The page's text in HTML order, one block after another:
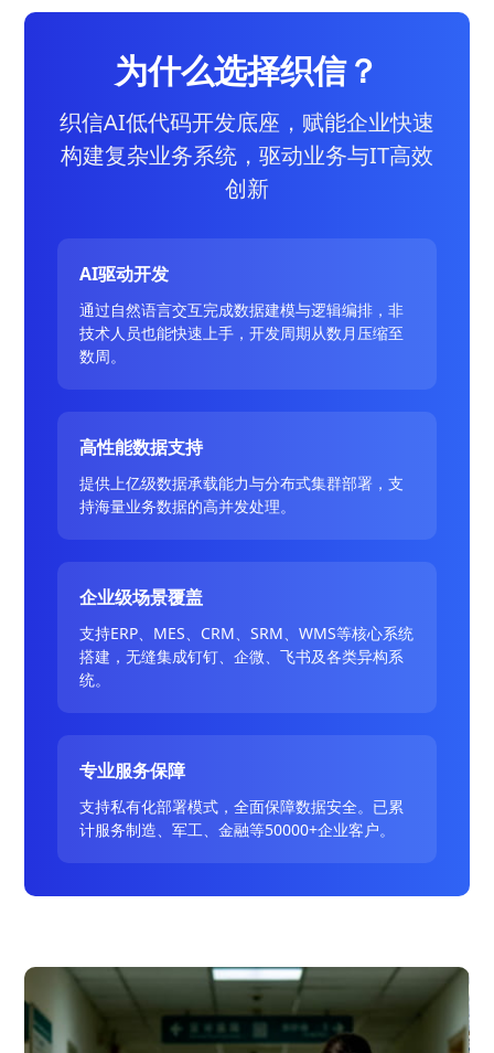
为什么选择织信？
织信AI低代码开发底座，赋能企业快速
构建复杂业务系统，驱动业务与IT高效
创新
AI驱动开发
通过自然语言交互完成数据建模与逻辑编排，非
技术人员也能快速上手，开发周期从数月压缩至
数周。
高性能数据支持
提供上亿级数据承载能力与分布式集群部署，支
持海量业务数据的高并发处理。
企业级场景覆盖
支持ERP、MES、CRM、SRM、WMS等核心系统
搭建，无缝集成钉钉、企微、飞书及各类异构系
统。
专业服务保障
支持私有化部署模式，全面保障数据安全。已累
计服务制造、军工、金融等50000+企业客户。